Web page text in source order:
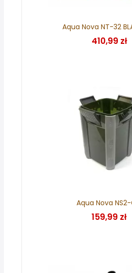
Aqua Nova NT-32
410,99 zł
Aqua Nova
159,99 zł